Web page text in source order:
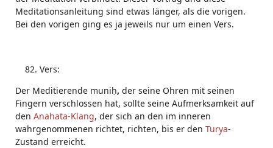
Meditationsanleitung sind etwas länger, als die vorigen.
Bei den vorigen ging es ja jeweils nur um einen Vers.
Vers:
Der Meditierende muniḥ, der seine Ohren mit seinen
Fingern verschlossen hat, sollte seine Aufmerksamkeit auf
den Anahata-Klang, der sich an den im inneren
wahrgenommenen richtet, richten, bis er den Turya-
Zustand erreicht.